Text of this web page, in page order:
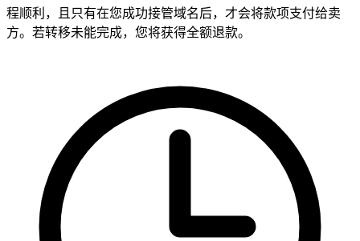
程顺利，且只有在您成功接管域名后，才会将款项支付给卖
方。若转移未能完成，您将获得全额退款。